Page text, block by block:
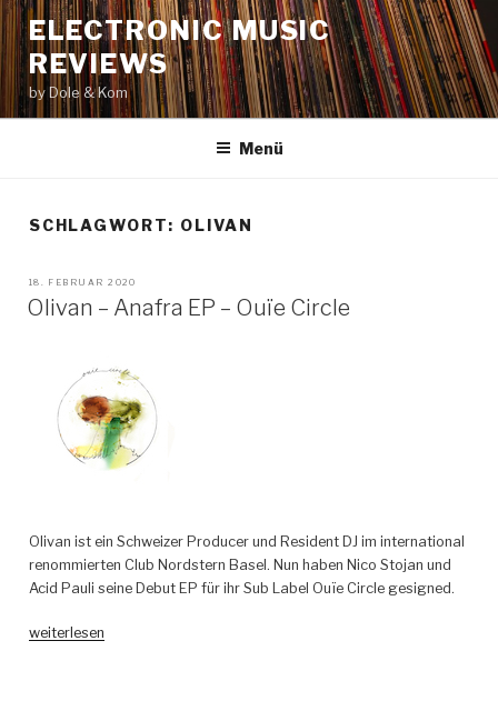
Zum
Inhalt
springen
ELECTRONIC MUSIC
REVIEWS
by Dole & Kom
Menü
SCHLAGWORT: OLIVAN
VERÖFFENTLICHT
18. FEBRUAR 2020
Olivan – Anafra EP – Ouïe Circle
Olivan ist ein Schweizer Producer und Resident DJ im international
renommierten Club Nordstern Basel. Nun haben Nico Stojan und
Acid Pauli seine Debut EP für ihr Sub Label Ouïe Circle gesigned.
„Olivan
weiterlesen